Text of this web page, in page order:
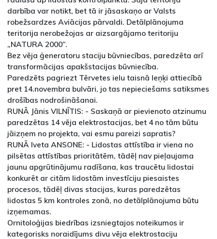
darbība var notikt, bet tā ir jāsaskaņo ar Valsts
robežsardzes Aviācijas pārvaldi. Detālplānojuma
teritorija nerobežojas ar aizsargājamo teritoriju
„NATURA 2000”.
Bez vēja ģeneratoru staciju būvniecības, paredzēta arī
transformācijas apakšstacijas būvniecība.
Paredzēts pagriezt Tērvetes ielu taisnā leņķi attiecībā
pret 14.novembra bulvāri, jo tas nepieciešams satiksmes
drošības nodrošināšanai.
RUNĀ Jānis VILNĪTIS: - Saskaņā ar pievienoto atzinumu
paredzētas 14 vēja elektrostacijas, bet 4 no tām būtu
jāizņem no projekta, vai esmu pareizi sapratis?
RUNĀ Iveta ANSONE: - Lidostas attīstība ir viena no
pilsētas attīstības prioritātēm, tādēļ nav pieļaujama
jaunu apgrūtinājumu radīšana, kas traucētu lidostai
konkurēt ar citām lidostām investīciju piesaistes
procesos, tādēļ divas stacijas, kuras paredzētas
lidostas 5 km kontroles zonā, no detālplānojuma būtu
izņemamas.
Ornitoloģijas biedrības izsniegtajos noteikumos ir
kategorisks noraidījums divu vēja elektrostaciju